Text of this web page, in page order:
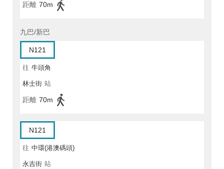
距離 70m
九巴/新巴
N121
往 牛頭角
林士街 站
距離 70m
N121
往 中環(港澳碼頭)
永吉街 站